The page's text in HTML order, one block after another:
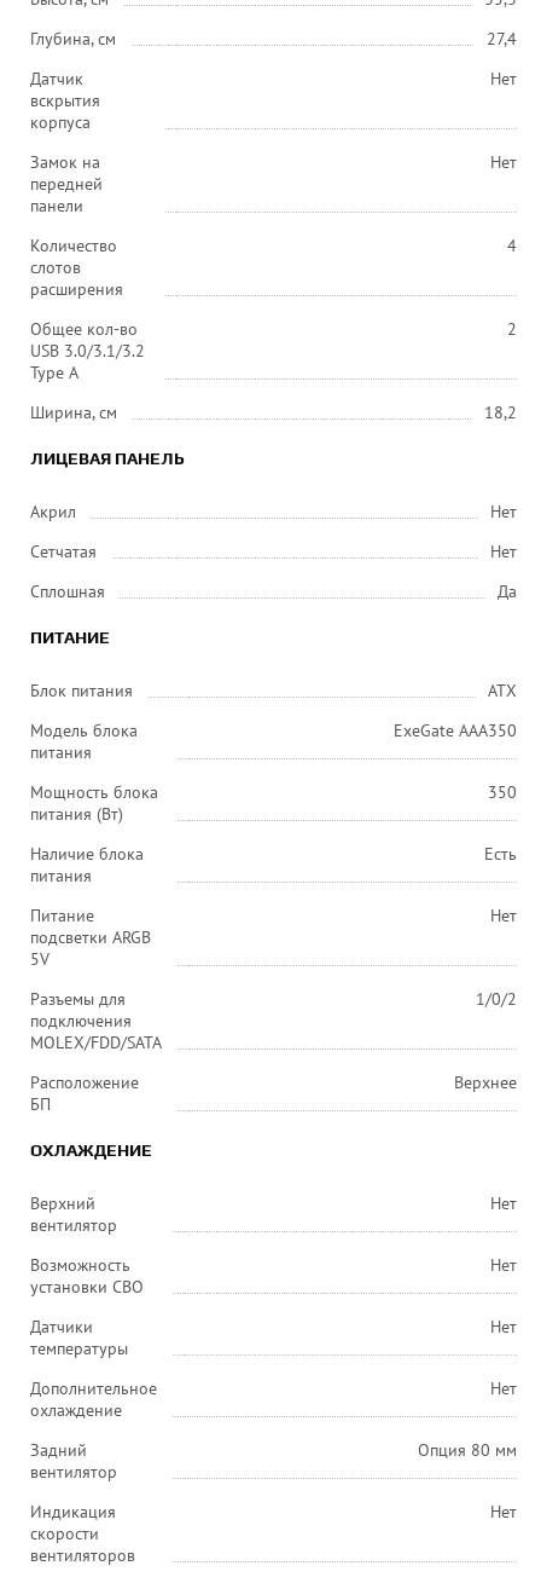
Глубина, см
27,4
Датчик
вскрытия
корпуса
Нет
Замок на
передней
панели
Нет
Количество
слотов
расширения
4
Общее кол-во
USB 3.0/3.1/3.2
Type A
2
Ширина, см 18,2
ЛИЦЕВАЯ ПАНЕЛЬ
Акрил
Нет
Сетчатая
Нет
Сплошная
Да
ПИТАНИЕ
Блок питания
ATX
Модель блока
питания
ExeGate AAA350
Мощность блока
питания (Вт)
350
Наличие блока
питания
Есть
Питание
подсветки ARGB
5V
Нет
Разъемы для
подключения
MOLEX/FDD/SATA
1/0/2
Расположение
БП
Верхнее
ОХЛАЖДЕНИЕ
Верхний
вентилятор
Нет
Возможность
установки СВО
Нет
Датчики
температуры
Нет
Дополнительное
охлаждение
Нет
Задний
вентилятор
Опция 80 мм
Индикация
скорости
вентиляторов
Нет